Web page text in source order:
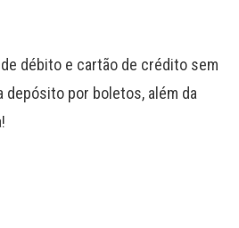
débito e cartão de crédito sem
depósito por boletos, além da